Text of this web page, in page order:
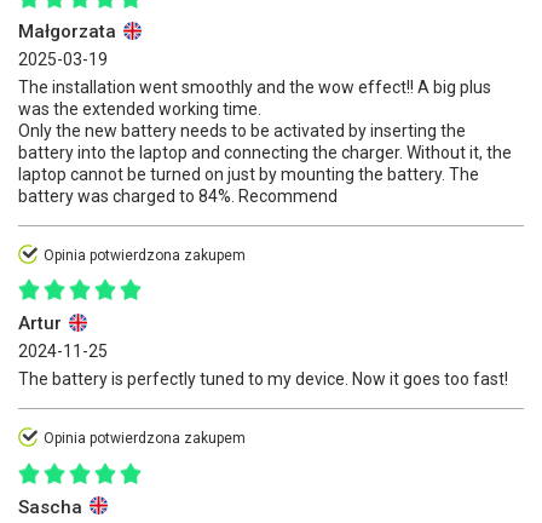
Małgorzata
2025-03-19
The installation went smoothly and the wow effect!! A big plus
was the extended working time.
Only the new battery needs to be activated by inserting the
battery into the laptop and connecting the charger. Without it, the
laptop cannot be turned on just by mounting the battery. The
battery was charged to 84%. Recommend
Opinia potwierdzona zakupem
Artur
2024-11-25
The battery is perfectly tuned to my device. Now it goes too fast!
Opinia potwierdzona zakupem
Sascha